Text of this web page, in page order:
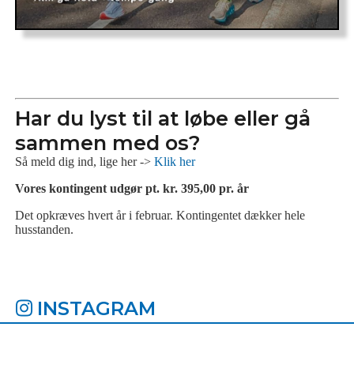
Har du lyst til at løbe eller gå
sammen med os?
Så meld dig ind, lige her -> Klik her
Vores kontingent udgør pt. kr. 395,00 pr. år
Det opkræves hvert år i februar. Kontingentet dækker hele
husstanden.
INSTAGRAM